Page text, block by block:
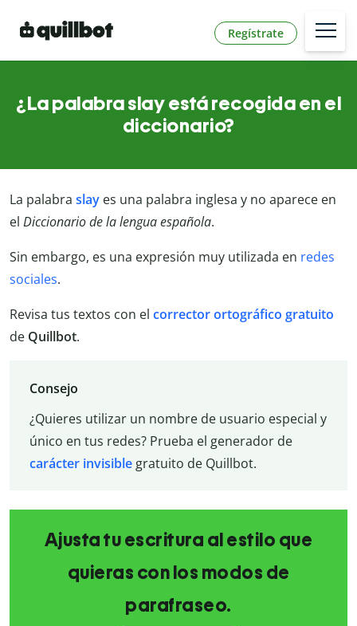
Regístrate
¿La palabra slay está recogida en el
diccionario?
La palabra slay es una palabra inglesa y no aparece en
el Diccionario de la lengua española.
Sin embargo, es una expresión muy utilizada en redes
sociales.
Revisa tus textos con el corrector ortográfico gratuito
de Quillbot.
Consejo
¿Quieres utilizar un nombre de usuario especial y
único en tus redes? Prueba el generador de
carácter invisiblegratuito de Quillbot.
Ajusta tu escritura al estilo que
quieras con los modos de
parafraseo.